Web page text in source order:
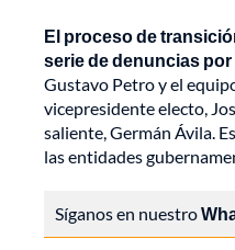
El proceso de
serie de denuncias
Gustavo Petro y el
vicepresidente electo,
saliente, Germán Ávila.
las entidades
Síganos en nuestro